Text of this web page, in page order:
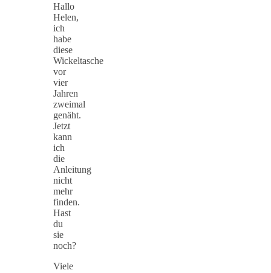
Hallo
Helen,
ich
habe
diese
Wickeltasche
vor
vier
Jahren
zweimal
genäht.
Jetzt
kann
ich
die
Anleitung
nicht
mehr
finden.
Hast
du
sie
noch?
Viele